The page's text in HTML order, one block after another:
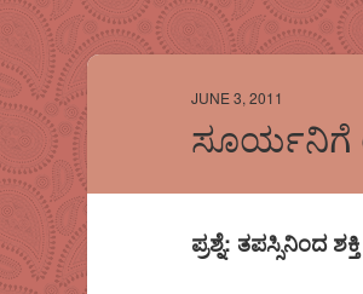
JUNE 3, 2011
ಸೂರ್ಯನಿಗೆ
ಪ್ರಶ್ನೆ: ತಪಸ್ಸಿನಿಂದ